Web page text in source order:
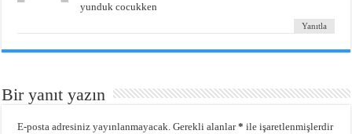
yunduk cocukken
Yanıtla
Bir yanıt yazın
E-posta adresiniz yayınlanmayacak. Gerekli alanlar* ile işaretlenmişlerdir